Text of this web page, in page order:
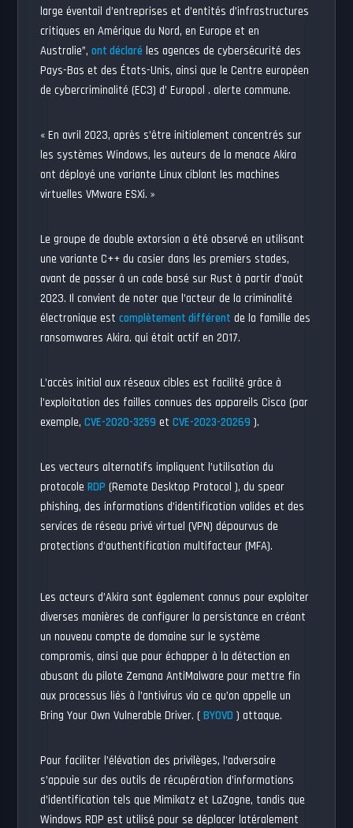
large éventail d’entreprises et d’entités d’infrastructures
critiques en Amérique du Nord, en Europe et en
Australie”,ont déclaré les agences de cybersécurité des
Pays-Bas et des États-Unis, ainsi que le Centre européen
de cybercriminalité (EC3) d’ Europol . alerte commune.
« En avril 2023, après s’être initialement concentrés sur
les systèmes Windows, les auteurs de la menace Akira
ont déployé une variante Linux ciblant les machines
virtuelles VMware ESXi. »
Le groupe de double extorsion a été observé en utilisant
une variante C++ du casier dans les premiers stades,
avant de passer à un code basé sur Rust à partir d’août
2023. Il convient de noter que l’acteur de la criminalité
électronique estcomplètement différent de la famille des
ransomwares Akira. qui était actif en 2017.
L’accès initial aux réseaux cibles est facilité grâce à
l’exploitation des failles connues des appareils Cisco (par
exemple,CVE-2020-3259 etCVE-2023-20269 ).
Les vecteurs alternatifs impliquent l’utilisation du
protocoleRDP (Remote Desktop Protocol ), du spear
phishing, des informations d’identification valides et des
services de réseau privé virtuel (VPN) dépourvus de
protections d’authentification multifacteur (MFA).
Les acteurs d’Akira sont également connus pour exploiter
diverses manières de configurer la persistance en créant
un nouveau compte de domaine sur le système
compromis, ainsi que pour échapper à la détection en
abusant du pilote Zemana AntiMalware pour mettre fin
aux processus liés à l’antivirus via ce qu’on appelle un
Bring Your Own Vulnerable Driver. (BYOVD ) attaque.
Pour faciliter l’élévation des privilèges, l’adversaire
s’appuie sur des outils de récupération d’informations
d’identification tels que Mimikatz et LaZagne, tandis que
Windows RDP est utilisé pour se déplacer latéralement